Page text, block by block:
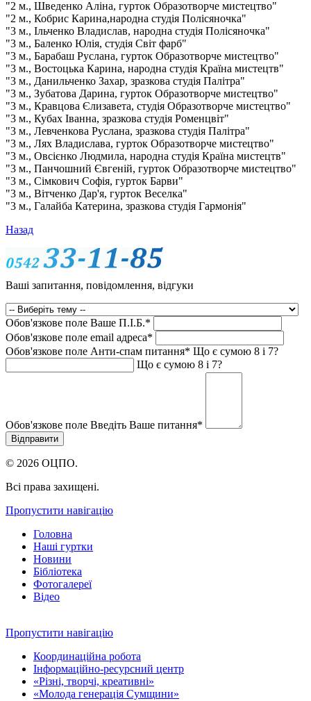
"2 м., Шведенко Аліна, гурток Образотворче мистецтво"
"2 м., Кобрис Карина,народна студія Полісяночка"
"3 м., Ільченко Владислав, народна студія Полісяночка"
"3 м., Баленко Юлія, студія Світ фарб"
"3 м., Барабаш Руслана, гурток Образотворче мистецтво"
"3 м., Востоцька Карина, народна студія Країна мистецтв"
"3 м., Данильченко Захар, зразкова студія Палітра"
"3 м., Зубатова Дарина, гурток Образотворче мистецтво"
"3 м., Кравцова Єлизавета, студія Образотворче мистецтво"
"3 м., Кубах Іванна, зразкова студія Роменцвіт"
"3 м., Левченкова Руслана, зразкова студія Палітра"
"3 м., Лях Владислава, гурток Образотворче мистецтво"
"3 м., Овсієнко Людмила, народна студія Країна мистецтв"
"3 м., Панчошний Євгеній, гурток Образотворче мистецтво"
"3 м., Сімкович Софія, гурток Барви"
"3 м., Вітченко Дар'я, гурток Веселка"
"3 м., Галайба Катерина, зразкова студія Гармонія"
Назад
Ваші запитання, повідомлення, відгуки
Обов'язкове поле Ваше П.I.Б.*
Обов'язкове поле email адреса*
Обов'язкове поле Анти-спам питання* Що є сумою 8 і 7?
Що є сумою 8 і 7?
Обов'язкове поле Введіть Ваше питання*
© 2026 ОЦПО.
Всі права захищені.
Пропустити навігацію
Головна
Наші гуртки
Новини
Бібліотека
Фотогалереї
Відео
Пропустити навігацію
Координаційна робота
Інформаційно-ресурсний центр
«Різні, творчі, креативні»
«Молода генерація Сумщини»